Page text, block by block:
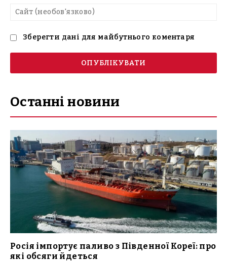
Зберегти дані для майбутнього коментаря
Останні новини
Росія імпортує паливо з Південної Кореї: про
які обсяги йдеться